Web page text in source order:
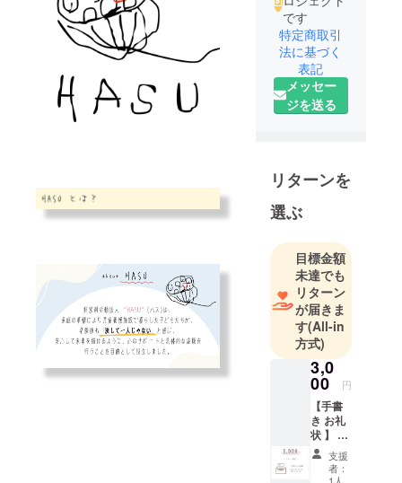
です
特定商取引
法に基づく
表記
メッセー
ジを送る
リターンを
選ぶ
目標金額
未達でも
リターン
が届きま
す(All-in
方式)
3,0
00 円
【手書
き お礼
状 】 感
謝の気
持ちを
込め
支援
者：